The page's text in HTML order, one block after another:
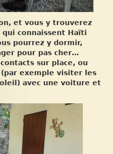
et vous y trouverez
qui connaissent Haïti
pourrez y dormir,
pour pas cher…
sur place, ou
exemple visiter les
avec une voiture et